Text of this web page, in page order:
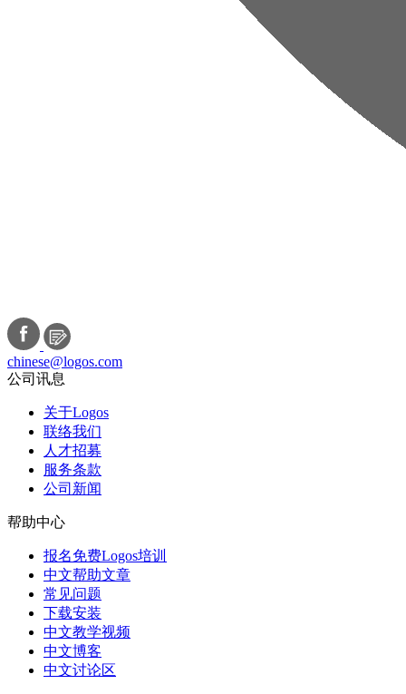
chinese@logos.com
公司讯息
关于Logos
联络我们
人才招募
服务条款
公司新闻
帮助中心
报名免费Logos培训
中文帮助文章
常见问题
下载安装
中文教学视频
中文博客
中文讨论区